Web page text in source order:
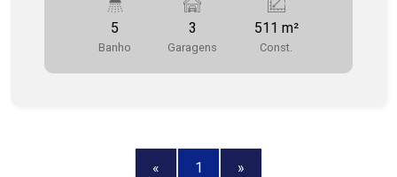
hospital, restaurantes, escritórios e de fácil
acesso a transporte publico. Imóvel com 05
salas comerciais ,cada sala contém 1 banheiro ,
sendo as seguintes metragens : sala 01 -
750,00 RS sala 05 - 63 m² com estacionamento
5
Banho
3
Garagens
511 m²
Const.
« 1 »